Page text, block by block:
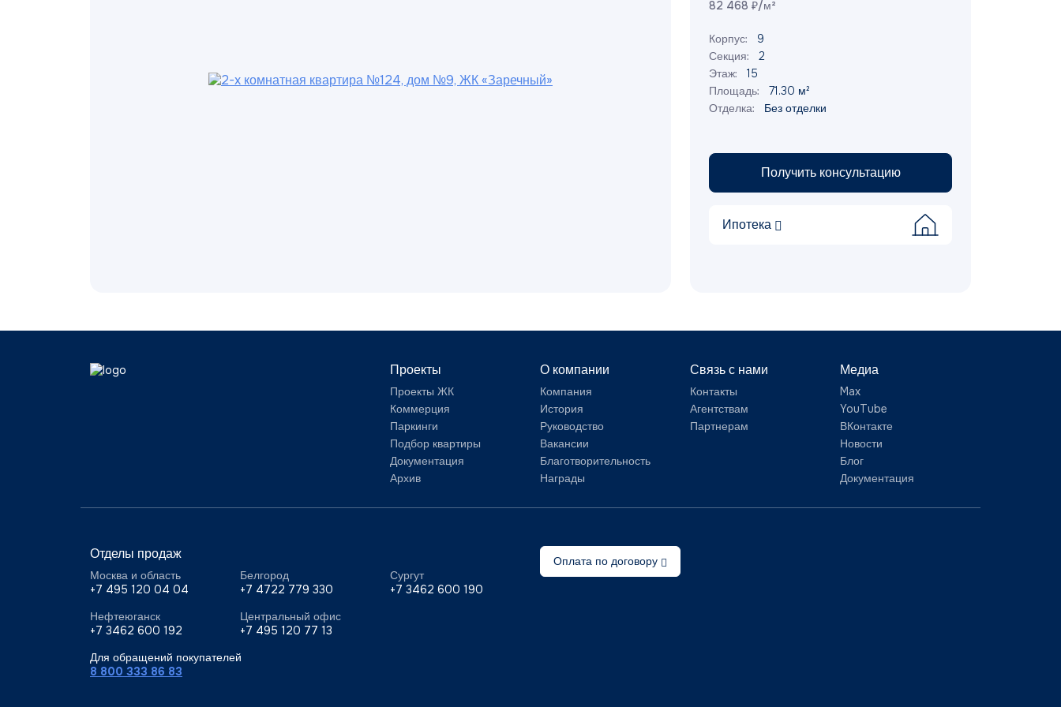
82 468 ₽/м²
Корпус:
9
Секция:
2
Этаж:
15
Площадь:
71.30 м²
Отделка:
Без отделки
Получить консультацию
Ипотека
Проекты
Проекты ЖК
Коммерция
Паркинги
Подбор квартиры
Документация
Архив
О компании
Компания
История
Руководство
Вакансии
Благотворительность
Награды
Связь с нами
Контакты
Агентствам
Партнерам
Медиа
Max
YouTube
ВКонтакте
Новости
Блог
Документация
Отделы продаж
Москва и область
+7 495 120 04 04
Белгород
+7 4722 779 330
Сургут
+7 3462 600 190
Нефтеюганск
+7 3462 600 192
Центральный офис
+7 495 120 77 13
Для обращений покупателей
8 800 333 86 83
Оплата по договору